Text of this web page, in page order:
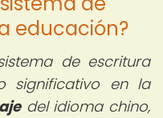
educación?
de escritura
significativo en la
del idioma chino,